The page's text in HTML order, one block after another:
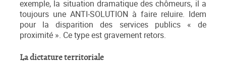
exemple, la situation dramatique des chômeurs, il a
toujours une ANTI-SOLUTION à faire reluire. Idem
pour la disparition des services publics « de
proximité ». Ce type est gravement retors.
La dictature territoriale